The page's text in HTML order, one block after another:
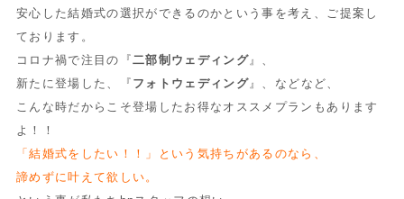
安心した結婚式の選択ができるのかという事を考え、ご提案し
ております。
コロナ禍で注目の『二部制ウェディング』、
新たに登場した、『 フォトウェディング』、などなど、
こんな時だからこそ登場したお得なオススメプランもあります
よ！！
「結婚式をしたい！！」という気持ちがあるのなら、
諦めずに叶えて欲しい。